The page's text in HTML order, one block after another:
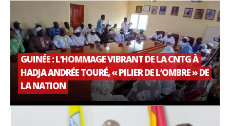
GUINÉE : L’HOMMAGE VIBRANT DE LA CNTG À
HADJA ANDRÉE TOURÉ, « PILIER DE L’OMBRE » DE
LA NATION